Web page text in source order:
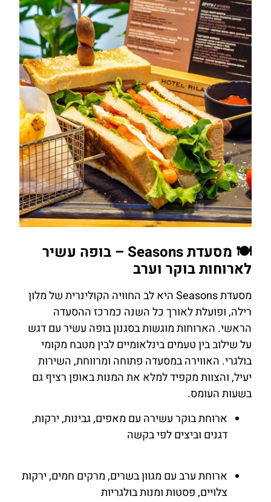
להזמנת
חדר במלון
לחצו
כאן
🍽️ מסעדת Seasons – בופה עשיר
לארוחות בוקר וערב
מסעדת Seasons היא לב החוויה הקולינרית של מלון
רילה, ופועלת לאורך כל השנה כמרכז ההסעדה
הראשי. הארוחות מוגשות בסגנון בופה עשיר עם דגש
על שילוב בין טעמים בינלאומיים לבין מטבח מקומי
בולגרי. האווירה במסעדה פתוחה ומרווחת, השירות
יעיל, והצוות מקפיד למלא את המנות באופן רציף גם
בשעות העומס.
ארוחת בוקר עשירה עם מאפים, גבינות, ירקות,
דגנים וביצים לפי בקשה
ארוחת ערב עם מגוון בשרים, מרקים חמים, ירקות
צלויים, פסטות ומנות בולגריות